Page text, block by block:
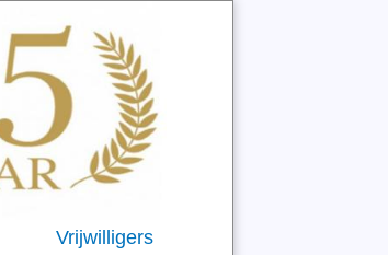
Vrijwilligers